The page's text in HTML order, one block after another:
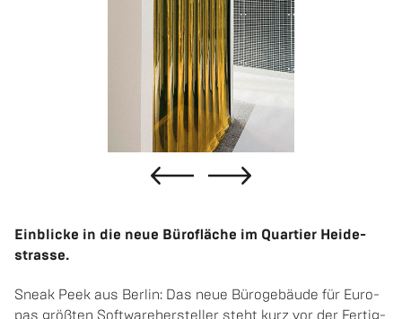
Ein­bli­cke in die neue Bü­ro­flä­che im Quar­tier Hei­de­
stras­se.
Sneak Peek aus Ber­lin: Das neue Bü­ro­ge­bäu­de für Eu­ro­
pas größ­ten Soft­ware­her­stel­ler steht kurz vor der Fer­tig­